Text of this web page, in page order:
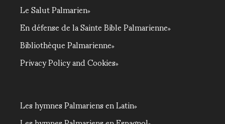
Le Salut Palmarien
En défense de la Sainte Bible Palmarienne
Bibliothèque Palmarienne
Privacy Policy and Cookies
Les hymnes Palmariens en Latin